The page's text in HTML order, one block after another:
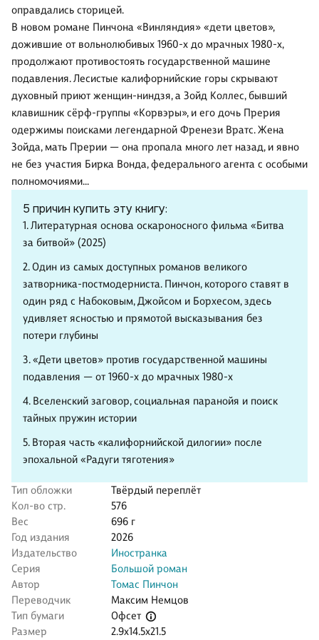
оправдались сторицей.
В новом романе Пинчона «Винляндия» «дети цветов»,
дожившие от вольнолюбивых 1960-х до мрачных 1980-х,
продолжают противостоять государственной машине
подавления. Лесистые калифорнийские горы скрывают
духовный приют женщин-ниндзя, а Зойд Коллес, бывший
клавишник сёрф-группы «Корвэры», и его дочь Прерия
одержимы поисками легендарной Френези Вратс. Жена
Зойда, мать Прерии — она пропала много лет назад, и явно
не без участия Бирка Вонда, федерального агента с особыми
полномочиями…
5 причин купить эту книгу:
1. Литературная основа оскароносного фильма «Битва
за битвой» (2025)
2. Один из самых доступных романов великого
затворника-постмодерниста. Пинчон, которого ставят в
один ряд с Набоковым, Джойсом и Борхесом, здесь
удивляет ясностью и прямотой высказывания без
потери глубины
3. «Дети цветов» против государственной машины
подавления — от 1960-х до мрачных 1980-х
4. Вселенский заговор, социальная паранойя и поиск
тайных пружин истории
5. Вторая часть «калифорнийской дилогии» после
эпохальной «Радуги тяготения»
Тип обложки
Твёрдый переплёт
Кол-во стр.
576
Вес
696 г
Год издания
2026
Издательство
Иностранка
Серия
Большой роман
Автор
Томас Пинчон
Переводчик
Максим Немцов
Тип бумаги
Офсет
Размер
2.9x14.5x21.5